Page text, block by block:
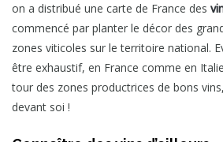
on a distribué une carte de France des
commencé par planter le décor des
zones viticoles sur le territoire national.
être exhaustif, en France comme en
tour des zones productrices de bons
devant soi !